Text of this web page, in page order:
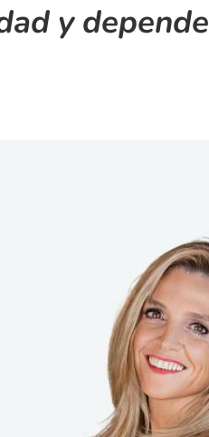
y depende